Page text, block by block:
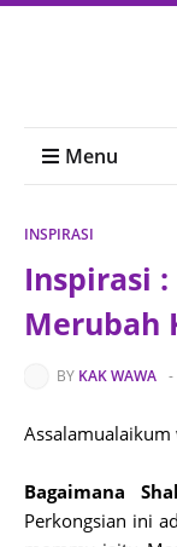
Menu
INSPIRASI
Inspirasi
Merubah
BY KAK WAWA -
Assalamualaikum
Bagaimana
Perkongsian ini